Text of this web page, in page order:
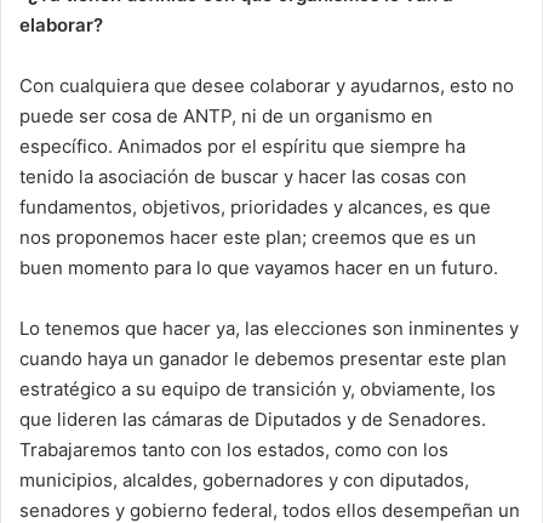
elaborar?
Con cualquiera que desee colaborar y ayudarnos, esto no
puede ser cosa de ANTP, ni de un organismo en
específico. Animados por el espíritu que siempre ha
tenido la asociación de buscar y hacer las cosas con
fundamentos, objetivos, prioridades y alcances, es que
nos proponemos hacer este plan; creemos que es un
buen momento para lo que vayamos hacer en un futuro.
Lo tenemos que hacer ya, las elecciones son inminentes y
cuando haya un ganador le debemos presentar este plan
estratégico a su equipo de transición y, obviamente, los
que lideren las cámaras de Diputados y de Senadores.
Trabajaremos tanto con los estados, como con los
municipios, alcaldes, gobernadores y con diputados,
senadores y gobierno federal, todos ellos desempeñan un